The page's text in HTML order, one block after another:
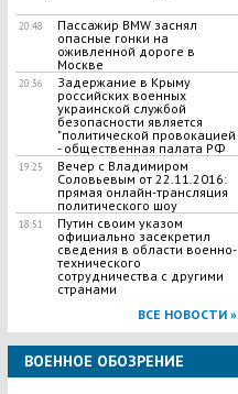
20:48
Пассажир BMW заснял
опасные гонки на
оживленной дороге в
Москве
20:36
Задержание в Крыму
российских военных
украинской службой
безопасности является
"политической провокацией
- общественная палата РФ
19:25
Вечер с Владимиром
Соловьевым от 22.11.2016:
прямая онлайн-трансляция
политического шоу
18:51
Путин своим указом
официально засекретил
сведения в области военно-
технического
сотрудничества с другими
странами
ВСЕ НОВОСТИ »
ВОЕННОЕ ОБОЗРЕНИЕ